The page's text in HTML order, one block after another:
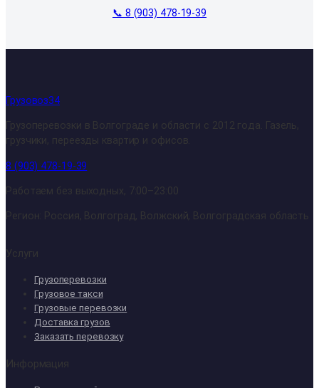
📞 8 (903) 478-19-39
Грузовоз34
Грузоперевозки в Волгограде и области с 2012 года. Газель,
грузчики, переезды квартир и офисов.
8 (903) 478-19-39
Работаем без выходных, 7:00–23:00
Регион: Россия, Волгоград, Волжский, Волгоградская область
Услуги
Грузоперевозки
Грузовое такси
Грузовые перевозки
Доставка грузов
Заказать перевозку
Информация